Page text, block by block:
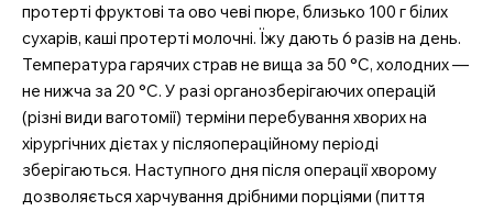
протерті фруктові та ово чеві пюре, близько 100 г білих
сухарів, каші протерті молочні. Їжу дають 6 разів на день.
Температура гарячих страв не вища за 50 °С, холодних —
не нижча за 20 °С. У разі органозберігаючих операцій
(різні види ваготомії) терміни перебування хворих на
хірургічних дієтах у післяопераційному періоді
зберігаються. Наступного дня після операції хворому
дозволяється харчування дрібними порціями (пиття